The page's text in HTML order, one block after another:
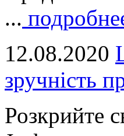
...
12.08.2020
зручність
Розкрийте